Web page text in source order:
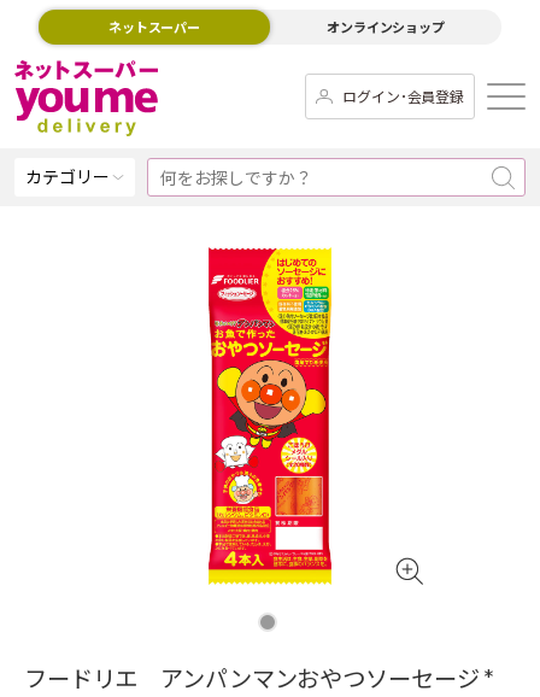
ネットスーパー オンラインショップ
ログイン･会員登録
カテゴリー
フードリエ アンパンマンおやつソーセージ *